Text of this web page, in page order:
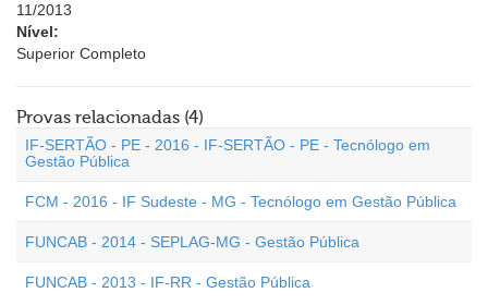
11/2013
Nível:
Superior Completo
Provas relacionadas (4)
IF-SERTÃO - PE - 2016 - IF-SERTÃO - PE - Tecnólogo em
Gestão Pública
FCM - 2016 - IF Sudeste - MG - Tecnólogo em Gestão Pública
FUNCAB - 2014 - SEPLAG-MG - Gestão Pública
FUNCAB - 2013 - IF-RR - Gestão Pública